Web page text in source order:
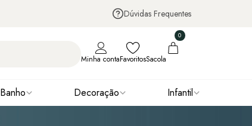
Dúvidas Frequentes
Minha contaFavoritosSacola
0
Banho Decoração Infantil